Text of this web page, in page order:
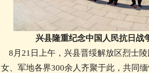
兴县隆重纪念中国人民抗日战
8月21日上午，兴县晋绥解放区烈士
女、军地各界300余人齐聚于此，共同